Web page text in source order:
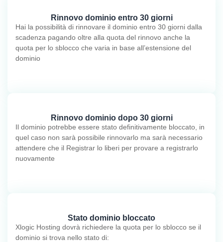
Rinnovo dominio entro 30 giorni
Hai la possibilità di rinnovare il dominio entro 30 giorni dalla
scadenza pagando oltre alla quota del rinnovo anche la
quota per lo sblocco che varia in base all’estensione del
dominio
Rinnovo dominio dopo 30 giorni
Il dominio potrebbe essere stato definitivamente bloccato, in
quel caso non sarà possibile rinnovarlo ma sarà necessario
attendere che il Registrar lo liberi per provare a registrarlo
nuovamente
Stato dominio bloccato
Xlogic Hosting dovrà richiedere la quota per lo sblocco se il
dominio si trova nello stato di: